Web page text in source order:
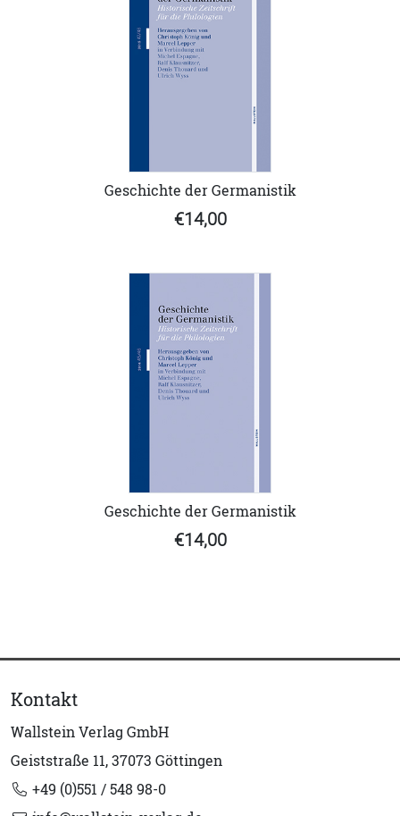
Geschichte der Germanistik
€14,00
Geschichte der Germanistik
€14,00
Kontakt
Wallstein Verlag GmbH
Geiststraße 11, 37073 Göttingen
+49 (0)551 / 548 98-0